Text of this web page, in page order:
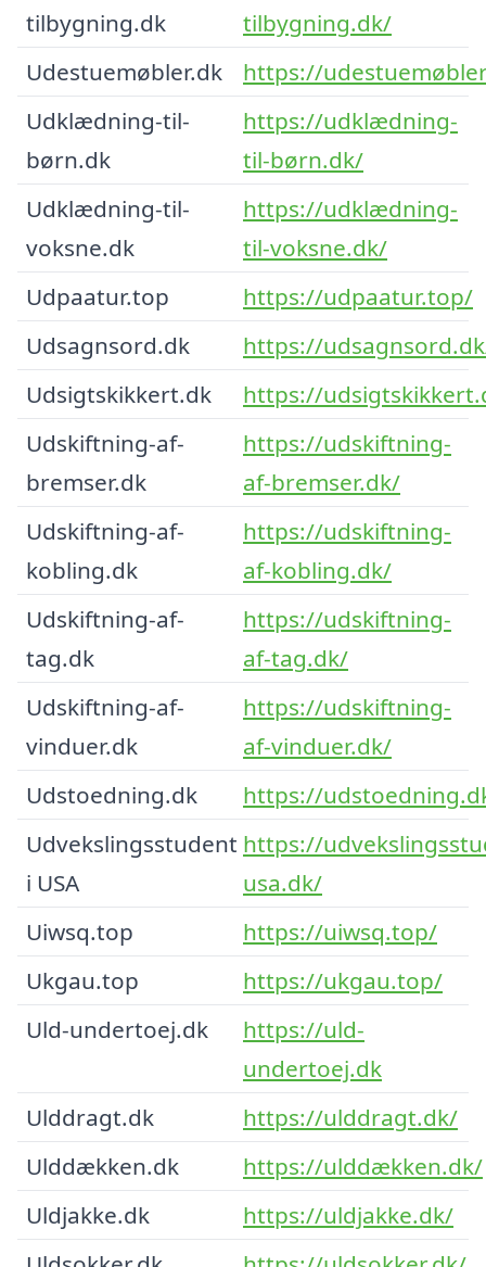
tilbygning.dk
tilbygning.dk/
Udestuemøbler.dk
https://
Udklædning-til-
børn.dk
https://udklædning-
til-børn.dk/
Udklædning-til-
voksne.dk
https://udklædning-
til-voksne.dk/
Udpaatur.top
https://udpaatur.top/
Udsagnsord.dk
https://
Udsigtskikkert.dk
https://
Udskiftning-af-
bremser.dk
https://udskiftning-
af-bremser.dk/
Udskiftning-af-
kobling.dk
https://udskiftning-
af-kobling.dk/
Udskiftning-af-
tag.dk
https://udskiftning-
af-tag.dk/
Udskiftning-af-
vinduer.dk
https://udskiftning-
af-vinduer.dk/
Udstoedning.dk
https://
Udvekslingsstudent
i USA
https://
usa.dk/
Uiwsq.top
https://uiwsq.top/
Ukgau.top
https://ukgau.top/
Uld-undertoej.dk
https://uld-
undertoej.dk
Ulddragt.dk
https://ulddragt.dk/
Ulddækken.dk
https://ulddækken.dk/
Uldjakke.dk
https://uldjakke.dk/